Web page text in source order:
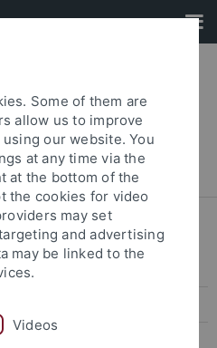
Some of them are
allow us to improve
our website. You
at any time via the
at the bottom of the
the cookies for video
may set
and advertising
may be linked to the
Videos